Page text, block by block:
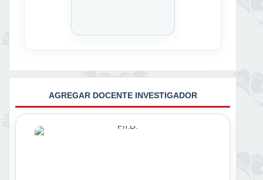
AGREGAR DOCENTE INVESTIGADOR